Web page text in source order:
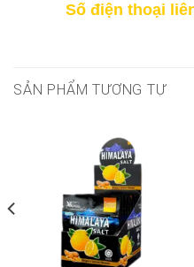
Số điện thoại
SẢN PHẨM TƯƠNG TỰ